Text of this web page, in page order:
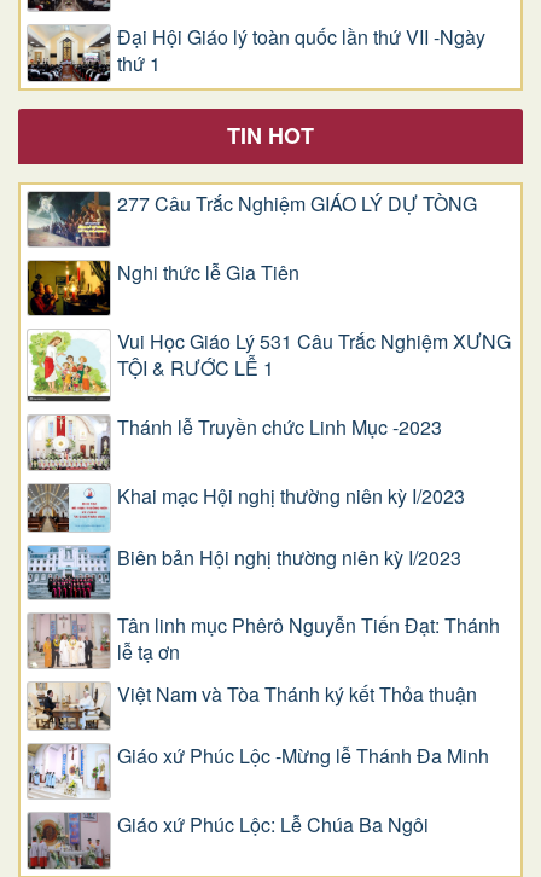
Đại Hội Giáo lý toàn quốc lần thứ VII -Ngày
thứ 1
TIN HOT
277 Câu Trắc Nghiệm GIÁO LÝ DỰ TÒNG
Nghi thức lễ Gia Tiên
Vui Học Giáo Lý 531 Câu Trắc Nghiệm XƯNG
TỘI & RƯỚC LỄ 1
Thánh lễ Truyền chức Linh Mục -2023
Khai mạc Hội nghị thường niên kỳ I/2023
Biên bản Hội nghị thường niên kỳ I/2023
Tân linh mục Phêrô Nguyễn Tiến Đạt: Thánh
lễ tạ ơn
Việt Nam và Tòa Thánh ký kết Thỏa thuận
Giáo xứ Phúc Lộc -Mừng lễ Thánh Đa Minh
Giáo xứ Phúc Lộc: Lễ Chúa Ba Ngôi